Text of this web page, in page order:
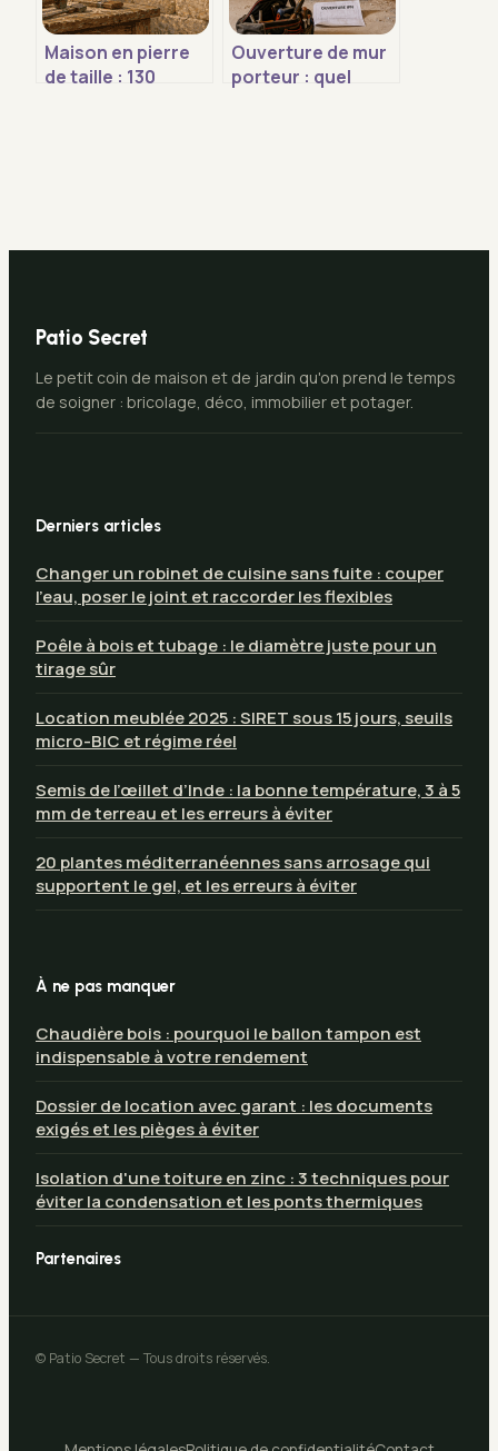
Maison en pierre
de taille : 130
Ouverture de mur
porteur : quel
Patio Secret
Le petit coin de maison et de jardin qu'on prend le temps
de soigner : bricolage, déco, immobilier et potager.
Derniers articles
Changer un robinet de cuisine sans fuite : couper
l’eau, poser le joint et raccorder les flexibles
Poêle à bois et tubage : le diamètre juste pour un
tirage sûr
Location meublée 2025 : SIRET sous 15 jours, seuils
micro-BIC et régime réel
Semis de l’œillet d’Inde : la bonne température, 3 à 5
mm de terreau et les erreurs à éviter
20 plantes méditerranéennes sans arrosage qui
supportent le gel, et les erreurs à éviter
À ne pas manquer
Chaudière bois : pourquoi le ballon tampon est
indispensable à votre rendement
Dossier de location avec garant : les documents
exigés et les pièges à éviter
Isolation d'une toiture en zinc : 3 techniques pour
éviter la condensation et les ponts thermiques
Partenaires
© Patio Secret — Tous droits réservés.